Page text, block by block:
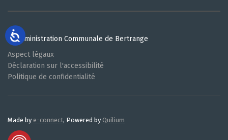
© Administration Communale de Bertrange
Aspect légaux
Déclaration sur l'accessibilité
Politique de confidentialité
Made by e-connect, Powered by Quilium